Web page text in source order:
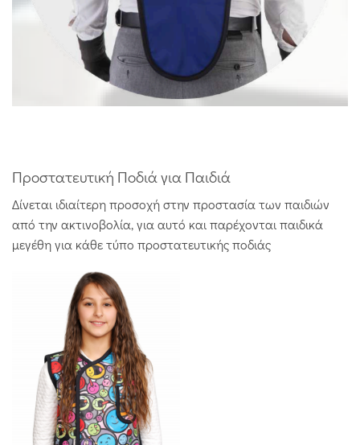
Προστατευτική Ποδιά για Παιδιά
Δίνεται ιδιαίτερη προσοχή στην προστασία των παιδιών
από την ακτινοβολία, για αυτό και παρέχονται παιδικά
μεγέθη για κάθε τύπο προστατευτικής ποδιάς